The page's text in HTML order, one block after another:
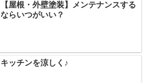
【屋根・外壁塗装】メンテナンスする
ならいつがいい？
キッチンを涼しく♪